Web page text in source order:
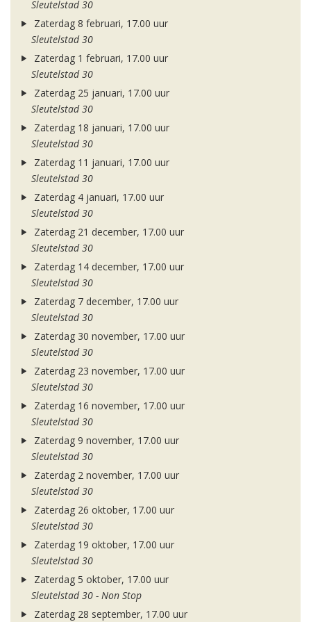
Sleutelstad 30
Zaterdag 8 februari, 17.00 uur
Sleutelstad 30
Zaterdag 1 februari, 17.00 uur
Sleutelstad 30
Zaterdag 25 januari, 17.00 uur
Sleutelstad 30
Zaterdag 18 januari, 17.00 uur
Sleutelstad 30
Zaterdag 11 januari, 17.00 uur
Sleutelstad 30
Zaterdag 4 januari, 17.00 uur
Sleutelstad 30
Zaterdag 21 december, 17.00 uur
Sleutelstad 30
Zaterdag 14 december, 17.00 uur
Sleutelstad 30
Zaterdag 7 december, 17.00 uur
Sleutelstad 30
Zaterdag 30 november, 17.00 uur
Sleutelstad 30
Zaterdag 23 november, 17.00 uur
Sleutelstad 30
Zaterdag 16 november, 17.00 uur
Sleutelstad 30
Zaterdag 9 november, 17.00 uur
Sleutelstad 30
Zaterdag 2 november, 17.00 uur
Sleutelstad 30
Zaterdag 26 oktober, 17.00 uur
Sleutelstad 30
Zaterdag 19 oktober, 17.00 uur
Sleutelstad 30
Zaterdag 5 oktober, 17.00 uur
Sleutelstad 30 - Non Stop
Zaterdag 28 september, 17.00 uur